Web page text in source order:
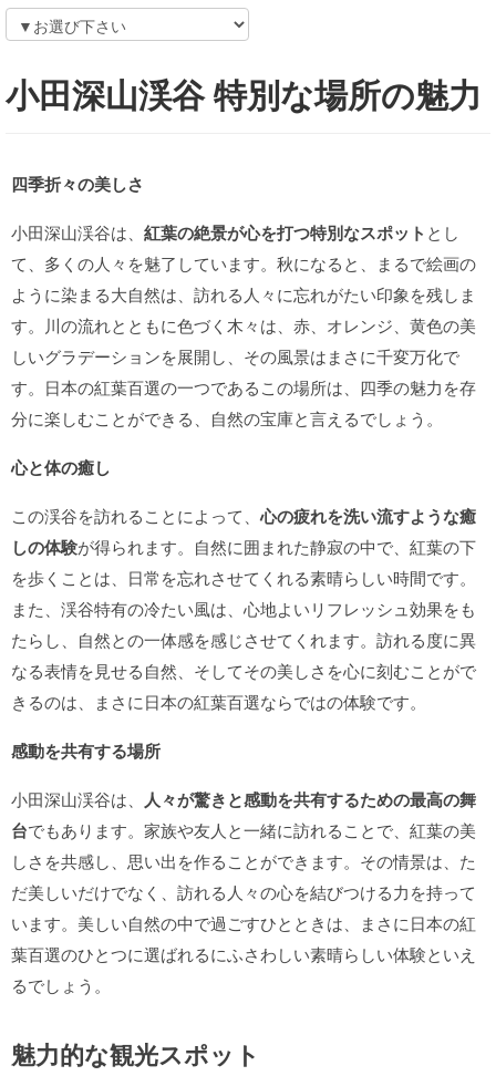
小田深山渓谷 特別な場所の魅力
四季折々の美しさ
小田深山渓谷は、 紅葉の絶景が心を打つ特別なスポット とし
て、多くの人々を魅了しています。秋になると、まるで絵画の
ように染まる大自然は、訪れる人々に忘れがたい印象を残しま
す。川の流れとともに色づく木々は、赤、オレンジ、黄色の美
しいグラデーションを展開し、その風景はまさに千変万化で
す。日本の紅葉百選の一つであるこの場所は、四季の魅力を存
分に楽しむことができる、自然の宝庫と言えるでしょう。
心と体の癒し
この渓谷を訪れることによって、心の疲れを洗い流すような癒
しの体験が得られます。自然に囲まれた静寂の中で、紅葉の下
を歩くことは、日常を忘れさせてくれる素晴らしい時間です。
また、渓谷特有の冷たい風は、心地よいリフレッシュ効果をも
たらし、自然との一体感を感じさせてくれます。訪れる度に異
なる表情を見せる自然、そしてその美しさを心に刻むことがで
きるのは、まさに日本の紅葉百選ならではの体験です。
感動を共有する場所
小田深山渓谷は、 人々が驚きと感動を共有するための最高の舞
台でもあります。家族や友人と一緒に訪れることで、紅葉の美
しさを共感し、思い出を作ることができます。その情景は、た
だ美しいだけでなく、訪れる人々の心を結びつける力を持って
います。美しい自然の中で過ごすひとときは、まさに日本の紅
葉百選のひとつに選ばれるにふさわしい素晴らしい体験といえ
るでしょう。
魅力的な観光スポット